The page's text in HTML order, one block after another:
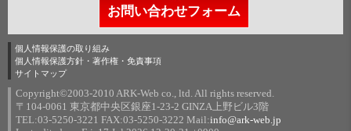
お問い合わせフォーム
個人情報保護の取り組み
個人情報保護方針・著作権・免責事項
サイトマップ
Copyright©2003-2010 ARK-Web co., ltd. All rights reserved.
〒104-0061 東京都中央区銀座1-23-2 GINZA上野ビル3階
TEL:03-5250-3221 FAX:03-5250-3222 Mail:info@ark-web.jp